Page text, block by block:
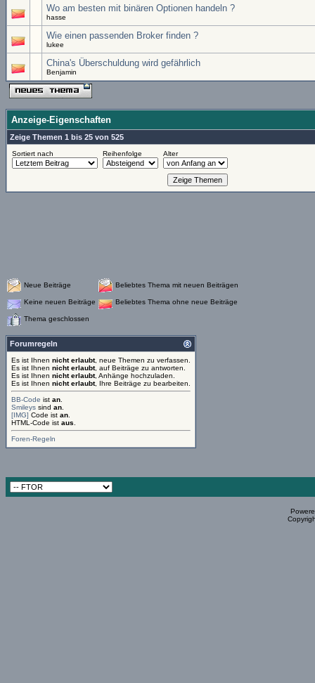
Wo am besten mit binären Optionen handeln ?
hasse
Wie einen passenden Broker finden ?
lukee
China's Überschuldung wird gefährlich
Benjamin
Anzeige-Eigenschaften
Zeige Themen 1 bis 25 von 525
Sortiert nach Reihenfolge Alter
Neue Beiträge Beliebtes Thema mit neuen Beiträgen
Keine neuen Beiträge Beliebtes Thema ohne neue Beiträge
Thema geschlossen
Forumregeln
Es ist Ihnen nicht erlaubt, neue Themen zu verfassen.
Es ist Ihnen nicht erlaubt, auf Beiträge zu antworten.
Es ist Ihnen nicht erlaubt, Anhänge hochzuladen.
Es ist Ihnen nicht erlaubt, Ihre Beiträge zu bearbeiten.
BB-Code ist an
Smileys sind an
[IMG] Code ist an
HTML-Code ist aus
Foren-Regeln